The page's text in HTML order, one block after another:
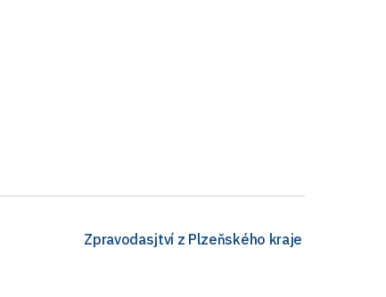
Zpravodasjtví z Plzeňského kraje